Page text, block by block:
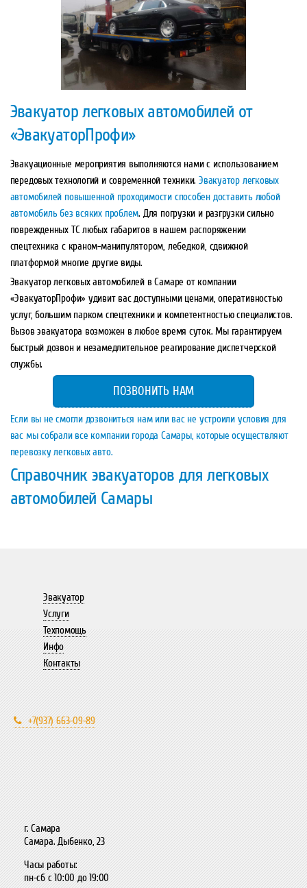
Эвакуатор легковых автомобилей от
«ЭвакуаторПрофи»
Эвакуационные мероприятия выполняются нами с использованием
передовых технологий и современной техники. Эвакуатор легковых
автомобилей повышенной проходимости способен доставить любой
автомобиль без всяких проблем. Для погрузки и разгрузки сильно
поврежденных ТС любых габаритов в нашем распоряжении
спецтехника с краном-манипулятором, лебедкой, сдвижной
платформой многие другие виды.
Эвакуатор легковых автомобилей в Самаре от компании
«ЭвакуаторПрофи» удивит вас доступными ценами, оперативностью
услуг, большим парком спецтехники и компетентностью специалистов.
Вызов эвакуатора возможен в любое время суток. Мы гарантируем
быстрый дозвон и незамедлительное реагирование диспетчерской
службы.
ПОЗВОНИТЬ НАМ
Если вы не смогли дозвониться нам или вас не устроили условия для
вас мы собрали все компании города Самары, которые осуществляют
перевозку легковых авто.
Справочник эвакуаторов для легковых
автомобилей Самары
Эвакуатор
Услуги
Техпомощь
Инфо
Контакты
+7(937) 663-09-89
г. Самара
Самара. Дыбенко, 23
Часы работы:
пн-сб с 10:00 до 19:00